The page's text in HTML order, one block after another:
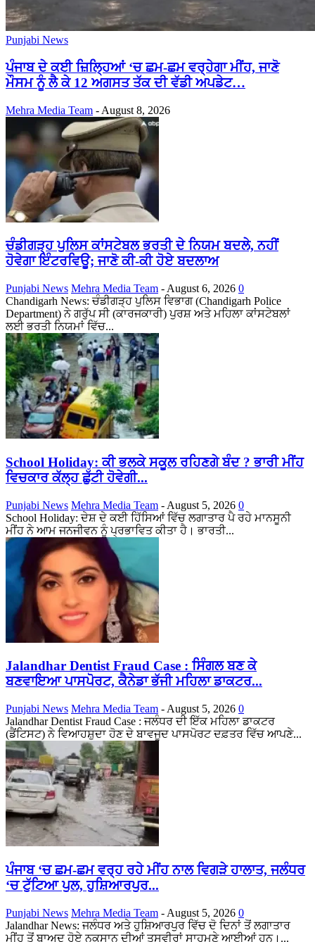
Punjabi News
ਪੰਜਾਬ ਦੇ ਕਈ ਜ਼ਿਲ੍ਹਿਆਂ ‘ਚ ਛਮ-ਛਮ ਵਰ੍ਹੇਗਾ ਮੀਂਹ, ਜਾਣੋ
ਮੌਸਮ ਨੂੰ ਲੈ ਕੇ 12 ਅਗਸਤ ਤੱਕ ਦੀ ਵੱਡੀ ਅਪਡੇਟ…
Mehra Media Team - August 8, 2026
ਚੰਡੀਗੜ੍ਹ ਪੁਲਿਸ ਕਾਂਸਟੇਬਲ ਭਰਤੀ ਦੇ ਨਿਯਮ ਬਦਲੇ, ਨਹੀਂ
ਹੋਵੇਗਾ ਇੰਟਰਵਿਊ; ਜਾਣੋ ਕੀ-ਕੀ ਹੋਏ ਬਦਲਾਅ
Punjabi News Mehra Media Team - August 6, 2026 0
Chandigarh News: ਚੰਡੀਗੜ੍ਹ ਪੁਲਿਸ ਵਿਭਾਗ (Chandigarh Police
Department) ਨੇ ਗਰੁੱਪ ਸੀ (ਕਾਰਜਕਾਰੀ) ਪੁਰਸ਼ ਅਤੇ ਮਹਿਲਾ ਕਾਂਸਟੇਬਲਾਂ
ਲਈ ਭਰਤੀ ਨਿਯਮਾਂ ਵਿੱਚ...
School Holiday: ਕੀ ਭਲਕੇ ਸਕੂਲ ਰਹਿਣਗੇ ਬੰਦ ? ਭਾਰੀ ਮੀਂਹ
ਵਿਚਕਾਰ ਕੱਲ੍ਹ ਛੁੱਟੀ ਹੋਵੇਗੀ...
Punjabi News Mehra Media Team - August 5, 2026 0
School Holiday: ਦੇਸ਼ ਦੇ ਕਈ ਹਿੱਸਿਆਂ ਵਿੱਚ ਲਗਾਤਾਰ ਪੈ ਰਹੇ ਮਾਨਸੂਨੀ
ਮੀਂਹ ਨੇ ਆਮ ਜਨਜੀਵਨ ਨੂੰ ਪ੍ਰਭਾਵਿਤ ਕੀਤਾ ਹੈ। ਭਾਰਤੀ...
Jalandhar Dentist Fraud Case : ਸਿੰਗਲ ਬਣ ਕੇ
ਬਣਵਾਇਆ ਪਾਸਪੋਰਟ, ਕੈਨੇਡਾ ਭੱਜੀ ਮਹਿਲਾ ਡਾਕਟਰ...
Punjabi News Mehra Media Team - August 5, 2026 0
Jalandhar Dentist Fraud Case : ਜਲੰਧਰ ਦੀ ਇੱਕ ਮਹਿਲਾ ਡਾਕਟਰ
(ਡੈਂਟਿਸਟ) ਨੇ ਵਿਆਹਸ਼ੁਦਾ ਹੋਣ ਦੇ ਬਾਵਜੂਦ ਪਾਸਪੋਰਟ ਦਫ਼ਤਰ ਵਿੱਚ ਆਪਣੇ...
ਪੰਜਾਬ ‘ਚ ਛਮ-ਛਮ ਵਰ੍ਹ ਰਹੇ ਮੀਂਹ ਨਾਲ ਵਿਗੜੇ ਹਾਲਾਤ, ਜਲੰਧਰ
‘ਚ ਟੁੱਟਿਆ ਪੁਲ, ਹੁਸ਼ਿਆਰਪੁਰ...
Punjabi News Mehra Media Team - August 5, 2026 0
Jalandhar News: ਜਲੰਧਰ ਅਤੇ ਹੁਸ਼ਿਆਰਪੁਰ ਵਿੱਚ ਦੋ ਦਿਨਾਂ ਤੋਂ ਲਗਾਤਾਰ
ਮੀਂਹ ਤੋਂ ਬਾਅਦ ਹੋਏ ਨੁਕਸਾਨ ਦੀਆਂ ਤਸਵੀਰਾਂ ਸਾਹਮਣੇ ਆਈਆਂ ਹਨ।...